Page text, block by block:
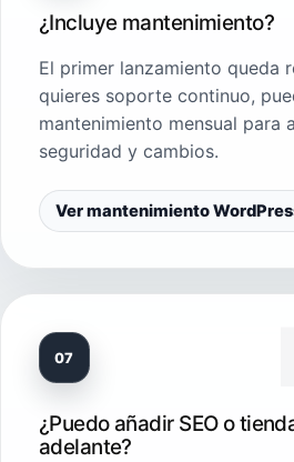
¿Incluye mantenimiento?
El primer lanzamiento queda
quieres soporte continuo,
mantenimiento mensual para
seguridad y cambios.
Ver mantenimiento
07
¿Puedo añadir SEO o
adelante?